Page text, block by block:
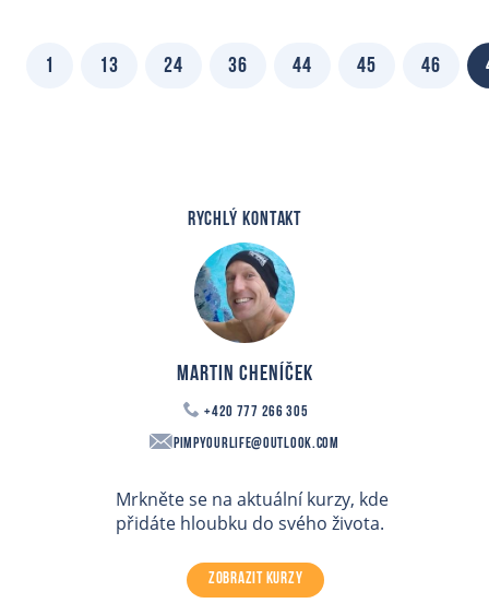
1 13 24 36 44 45 46
RYCHLÝ KONTAKT
Martin Cheníček
+420 777 266 305
PimpYourLife@outlook.com
Mrkněte se na aktuální kurzy, kde
přidáte hloubku do svého života.
ZOBRAZIT KURZY